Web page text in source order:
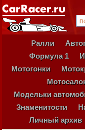
Ралли
Формула 1
Мотогонки
Модельки
Знаменитости
Личный архив